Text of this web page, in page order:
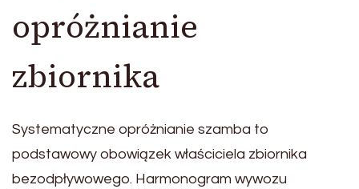
opróżnianie
zbiornika
Systematyczne opróżnianie szamba to
podstawowy obowiązek właściciela zbiornika
bezodpływowego. Harmonogram wywozu